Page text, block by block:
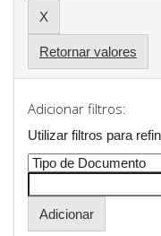
Retornar valores
Adicionar filtros:
Utilizar filtros para